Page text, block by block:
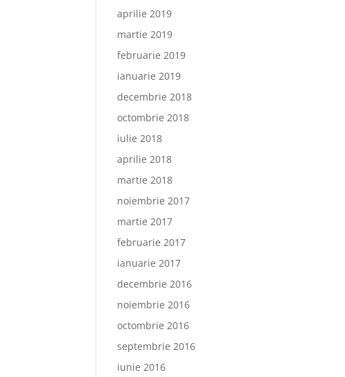
aprilie 2019
martie 2019
februarie 2019
ianuarie 2019
decembrie 2018
octombrie 2018
iulie 2018
aprilie 2018
martie 2018
noiembrie 2017
martie 2017
februarie 2017
ianuarie 2017
decembrie 2016
noiembrie 2016
octombrie 2016
septembrie 2016
iunie 2016